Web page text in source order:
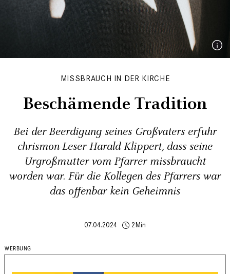
MISSBRAUCH IN DER KIRCHE
Beschämende Tradition
Bei der Beerdigung seines Großvaters erfuhr
chrismon-Leser Harald Klippert, dass seine
Urgroßmutter vom Pfarrer missbraucht
worden war. Für die Kollegen des Pfarrers war
das offenbar kein Geheimnis
07.04.2024 2Min